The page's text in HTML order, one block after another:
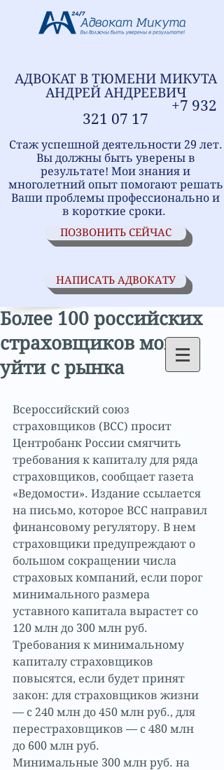
АДВОКАТ В ТЮМЕНИ МИКУТА
АНДРЕЙ АНДРЕЕВИЧ
+7 932
321 07 17
Стаж успешной деятельности 29 лет.
Вы должны быть уверены в
результате! Мои знания и
многолетний опыт помогают решать
Ваши проблемы профессионально и
в короткие сроки.
ПОЗВОНИТЬ СЕЙЧАС
НАПИСАТЬ АДВОКАТУ
Более 100 российских
страховщиков могут
уйти с рынка
Всероссийский союз
страховщиков (ВСС) просит
Центробанк России смягчить
требования к капиталу для ряда
страховщиков, сообщает газета
«Ведомости». Издание ссылается
на письмо, которое ВСС направил
финансовому регулятору. В нем
страховщики предупреждают о
большом сокращении числа
страховых компаний, если порог
минимального размера
уставного капитала вырастет со
120 млн до 300 млн руб.
Требования к минимальному
капиталу страховщиков
повысятся, если будет принят
закон: для страховщиков жизни
— с 240 млн до 450 млн руб., для
перестраховщиков — с 480 млн
до 600 млн руб.
Минимальные 300 млн руб. на